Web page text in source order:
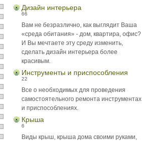
Дизайн интерьера
66
Вам не безразлично, как выглядит Ваша
«среда обитания» - дом, квартира, офис?
И Вы мечтаете эту среду изменить,
сделать дизайн интерьера более
красивым.
Инструменты и приспособления
22
Все о необходимых для проведения
самостоятельного ремонта инструментах
и приспособлениях.
Крыша
6
Виды крыш, крыша дома своими руками,